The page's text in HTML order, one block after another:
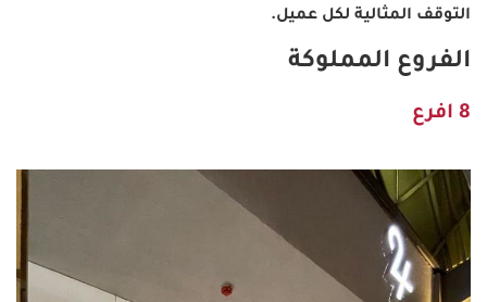
التوقف المثالية لكل عميل.
الفروع المملوكة
8 افرع